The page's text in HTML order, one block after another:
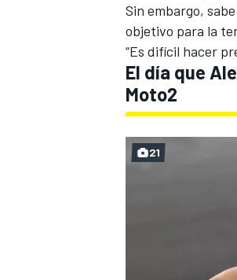
Sin embargo,
objetivo para la
“Es difícil hacer
El día que
Moto2
21